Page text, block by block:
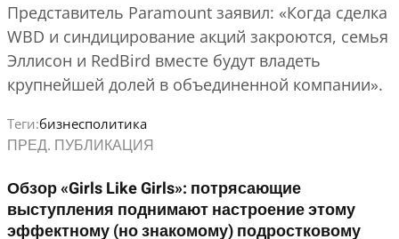
Представитель Paramount заявил: «Когда сделка
WBD и синдицирование акций закроются, семья
Эллисон и RedBird вместе будут владеть
крупнейшей долей в объединенной компании».
Теги:бизнесполитика
ПРЕД. ПУБЛИКАЦИЯ
Обзор «Girls Like Girls»: потрясающие
выступления поднимают настроение этому
эффектному (но знакомому) подростковому